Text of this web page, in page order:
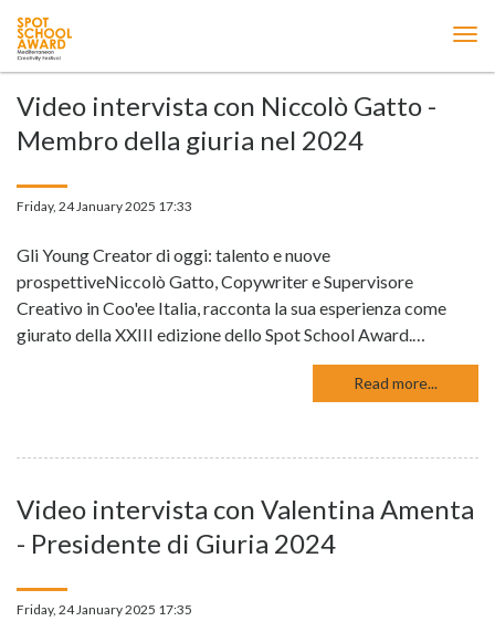
Video intervista con Niccolò Gatto -
Membro della giuria nel 2024
Friday, 24 January 2025 17:33
Gli Young Creator di oggi: talento e nuove
prospettiveNiccolò Gatto, Copywriter e Supervisore
Creativo in Coo'ee Italia, racconta la sua esperienza come
giurato della XXIII edizione dello Spot School Award.…
Read more...
Video intervista con Valentina Amenta
- Presidente di Giuria 2024
Friday, 24 January 2025 17:35